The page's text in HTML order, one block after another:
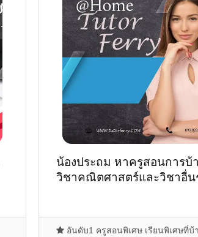
น้องประถม หาครูสอนการบ้
วิชาคณิตศาสตร์และวิชาอื่
อันดับ1 ครูสอนพิเศษ เรียนพิเศษที่บ้